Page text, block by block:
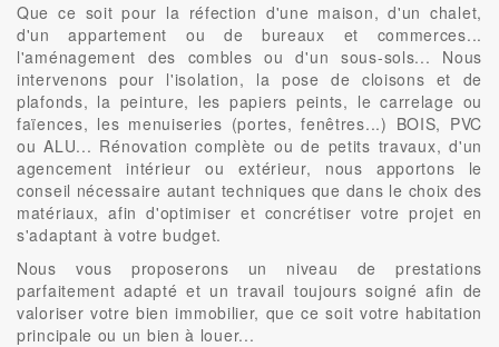
Que ce soit pour la réfection d'une maison, d'un chalet,
d'un appartement ou de bureaux et commerces...
l'aménagement des combles ou d'un sous-sols... Nous
intervenons pour l'isolation, la pose de cloisons et de
plafonds, la peinture, les papiers peints, le carrelage ou
faïences, les menuiseries (portes, fenêtres...) BOIS, PVC
ou ALU... Rénovation complète ou de petits travaux, d'un
agencement intérieur ou extérieur, nous apportons le
conseil nécessaire autant techniques que dans le choix des
matériaux, afin d'optimiser et concrétiser votre projet en
s'adaptant à votre budget.
Nous vous proposerons un niveau de prestations
parfaitement adapté et un travail toujours soigné afin de
valoriser votre bien immobilier, que ce soit votre habitation
principale ou un bien à louer...